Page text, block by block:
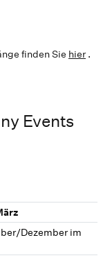
finden Sie hier.
Events
Dezember im